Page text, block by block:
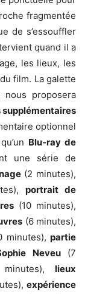
fragmentée
de s’essouffler
quand il a
les lieux, les
film. La galette
proposera
supplémentaires
optionnel
Blu-ray de
une série de
(2 minutes),
portrait de
(10 minutes),
(6 minutes),
minutes),partie
Neveu(7
minutes),lieux
expérience